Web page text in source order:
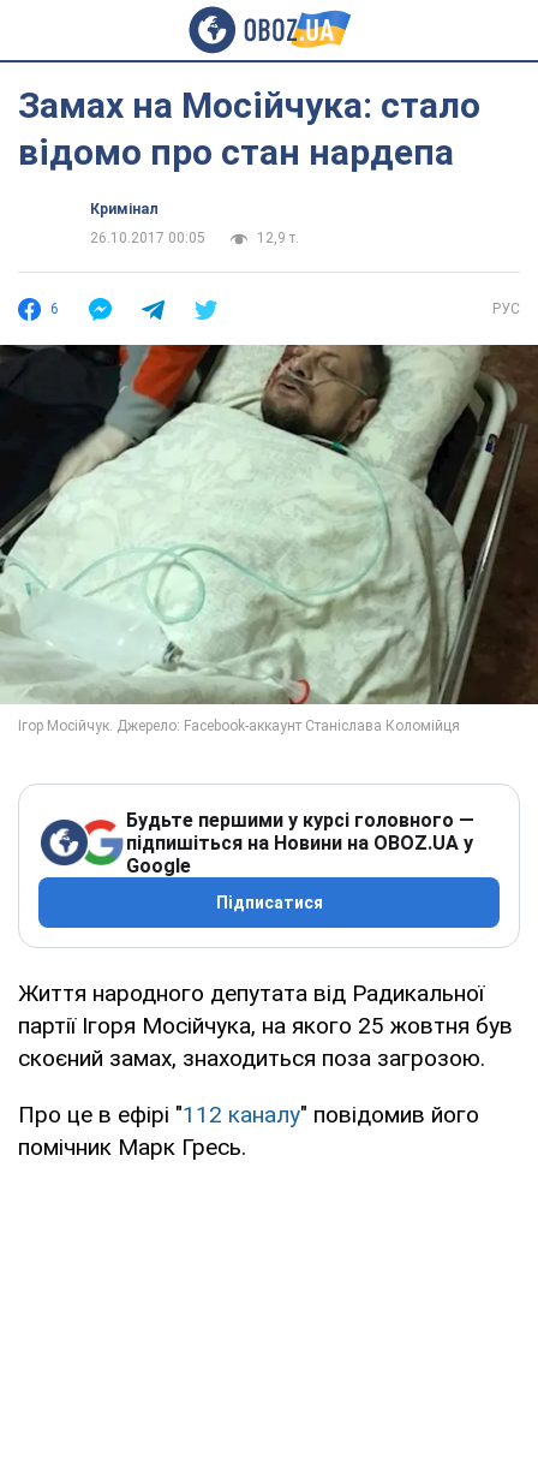
Замах на Мосійчука: стало
відомо про стан нардепа
Кримінал
26.10.2017 00:05
12,9 т.
6 РУС
Будьте першими у курсі головного —
підпишіться на Новини на OBOZ.UA у
Google
Підписатися
Життя народного депутата від Радикальної
партії Ігоря Мосійчука, на якого 25 жовтня був
скоєний замах, знаходиться поза загрозою.
Про це в ефірі "112 каналу" повідомив його
помічник Марк Гресь.